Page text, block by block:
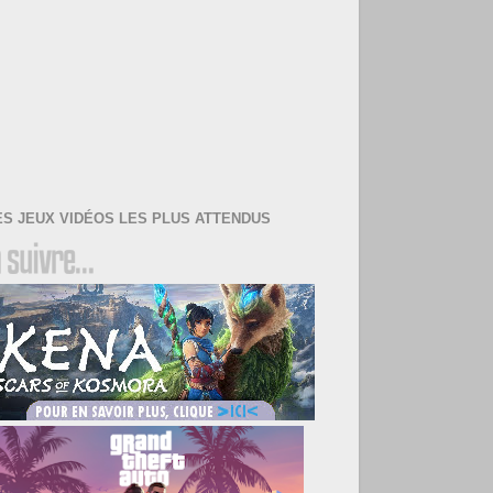
JEUX VIDÉOS LES PLUS ATTENDUS